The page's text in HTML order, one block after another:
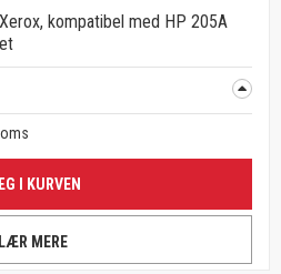
kompatibel med HP 205A
I KURVEN
LÆR MERE